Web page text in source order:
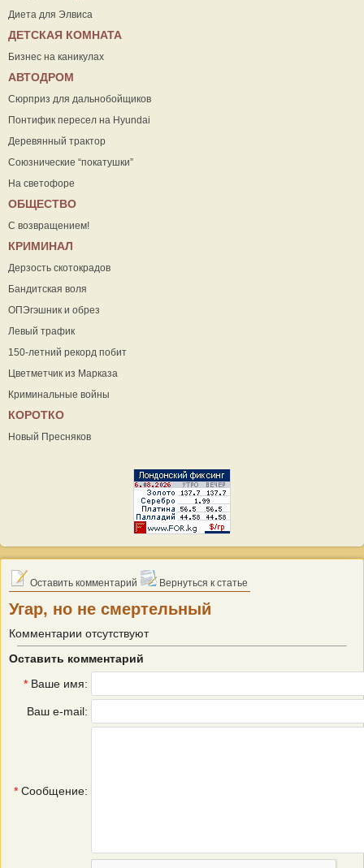
Диета для Элвиса
ДЕТСКАЯ КОМНАТА
Бизнес на каникулах
АВТОДРОМ
Сюрприз для дальнобойщиков
Понтифик пересел на Hyundai
Деревянный трактор
Союзнические “покатушки”
На светофоре
ОБЩЕСТВО
С возвращением!
КРИМИНАЛ
Дерзость скотокрадов
Бандитская воля
ОПЭгэшник и обрез
Левый трафик
150-летний рекорд побит
Цветметчик из Марказа
Криминальные войны
КОРОТКО
Новый Пресняков
Оставить комментарий Вернуться к статье
Угар, но не смертельный
Комментарии отсутствуют
Оставить комментарий
* Ваше имя:
Ваш e-mail:
* Сообщение: